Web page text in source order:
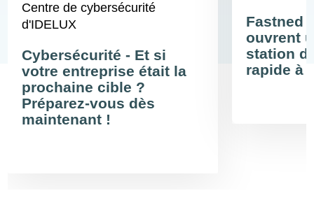
Centre de cybersécurité
d'IDELUX
Cybersécurité - Et si
votre entreprise était la
prochaine cible ?
Préparez-vous dès
maintenant !
Fastned
ouvrent
station
rapide à